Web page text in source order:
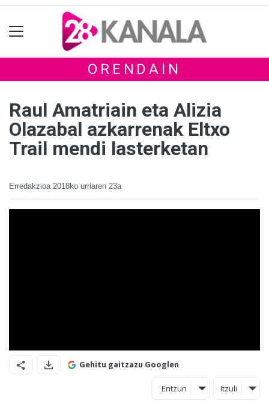
ORENDAIN
Raul Amatriain eta Alizia
Olazabal azkarrenak Eltxo
Trail mendi lasterketan
Erredakzioa 2018ko urriaren 23a
Gehitu gaitzazu Googlen
Entzun Itzuli